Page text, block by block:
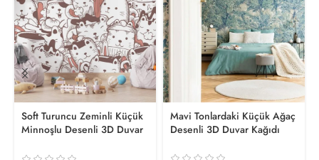
Soft Turuncu Zeminli Küçük
Minnoşlu Desenli 3D Duvar
Mavi Tonlardaki Küçük Ağaç
Desenli 3D Duvar Kağıdı